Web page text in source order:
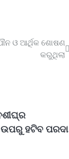
ଓ ଆର୍ଥିକ ଶୋଷଣ
କରୁଥିଲା
ହଟିବ ପରଦା